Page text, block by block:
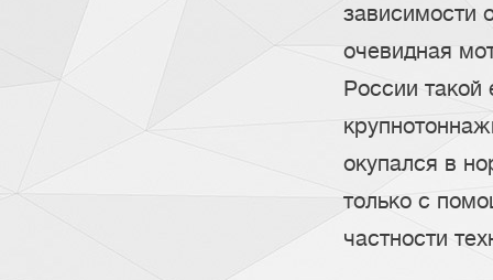
зависимости
очевидная
России такой
окупался в
только с
частности